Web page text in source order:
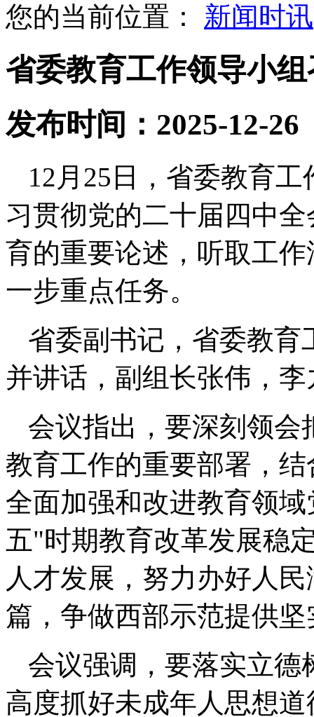
您的当前位置： 新闻时讯
省委教育工作领导小
发布时间：2025-12-26
12月25日，省委教育
习贯彻党的二十届四中
育的重要论述，听取工
一步重点任务。
省委副书记，省委教育
并讲话，副组长张伟，
会议指出，要深刻领会
教育工作的重要部署，
全面加强和改进教育领
五"时期教育改革发展稳
人才发展，努力办好人
篇，争做西部示范提供
会议强调，要落实立德
高度抓好未成年人思想